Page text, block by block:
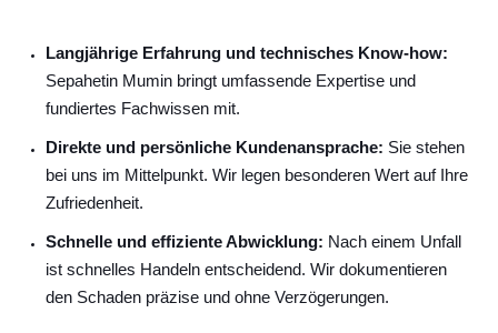
Langjährige Erfahrung und technisches Know-how:
Sepahetin Mumin bringt umfassende Expertise und
fundiertes Fachwissen mit.
Direkte und persönliche Kundenansprache: Sie stehen
bei uns im Mittelpunkt. Wir legen besonderen Wert auf Ihre
Zufriedenheit.
Schnelle und effiziente Abwicklung: Nach einem Unfall
ist schnelles Handeln entscheidend. Wir dokumentieren
den Schaden präzise und ohne Verzögerungen.